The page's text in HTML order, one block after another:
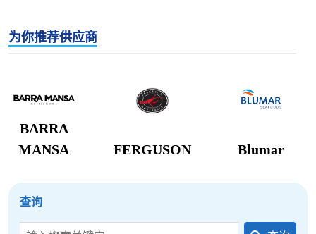
涨行情
饮、熟食加工需求整体偏弱，屠宰企业白条出库速
度平缓，冻品库存维持一定水平。终端需求没有全
面回暖，多数屠宰企业缺少主动高价抢猪动力，仅
局部货源偏紧区域出现小幅上涨，无法带动全国普
3、区域出栏节奏差异造成行情分化
为你推荐供应商
BARRA
MANSA
FERGUSON Blumar
查询